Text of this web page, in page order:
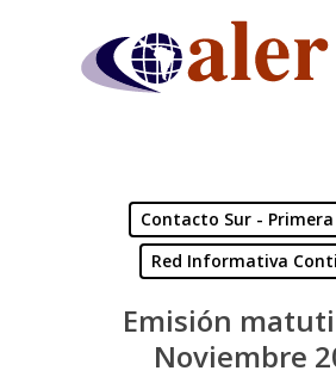
Contacto Sur -
Red Informativa
Emisión
Noviembre